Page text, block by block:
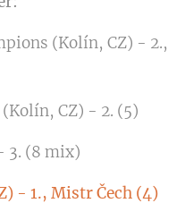
(Kolín, CZ) - 2.,
CZ) - 2. (5)
3. (8 mix)
- 1., Mistr Čech (4)